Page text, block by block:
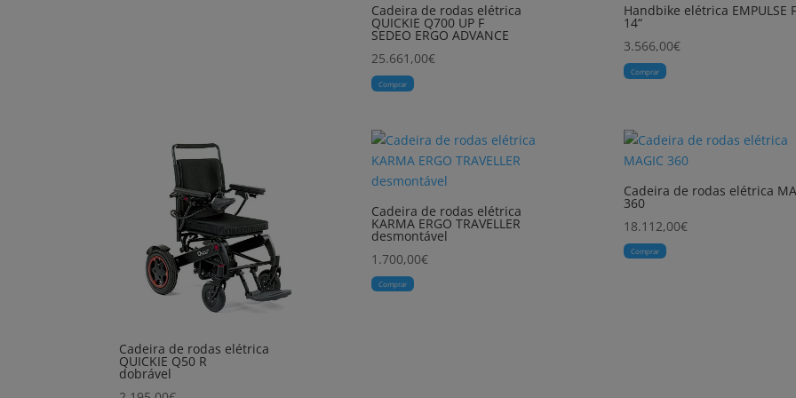
Cadeira de rodas elétrica
QUICKIE Q700 UP F
SEDEO ERGO ADVANCE
25.661,00€
Comprar
Handbike elétrica EMPULSE
14“
3.566,00€
Comprar
Cadeira de rodas elétrica
QUICKIE Q50 R
dobrável
Cadeira de rodas elétrica
KARMA ERGO TRAVELLER
desmontável
1.700,00€
Comprar
Cadeira de rodas elétrica
360
18.112,00€
Comprar